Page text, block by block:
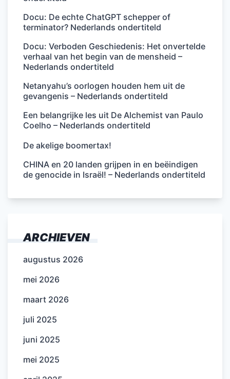
Docu: De echte ChatGPT schepper of
terminator? Nederlands ondertiteld
Docu: Verboden Geschiedenis: Het onvertelde
verhaal van het begin van de mensheid –
Nederlands ondertiteld
Netanyahu’s oorlogen houden hem uit de
gevangenis – Nederlands ondertiteld
Een belangrijke les uit De Alchemist van Paulo
Coelho – Nederlands ondertiteld
De akelige boomertax!
CHINA en 20 landen grijpen in en beëindigen
de genocide in Israël! – Nederlands ondertiteld
ARCHIEVEN
augustus 2026
mei 2026
maart 2026
juli 2025
juni 2025
mei 2025